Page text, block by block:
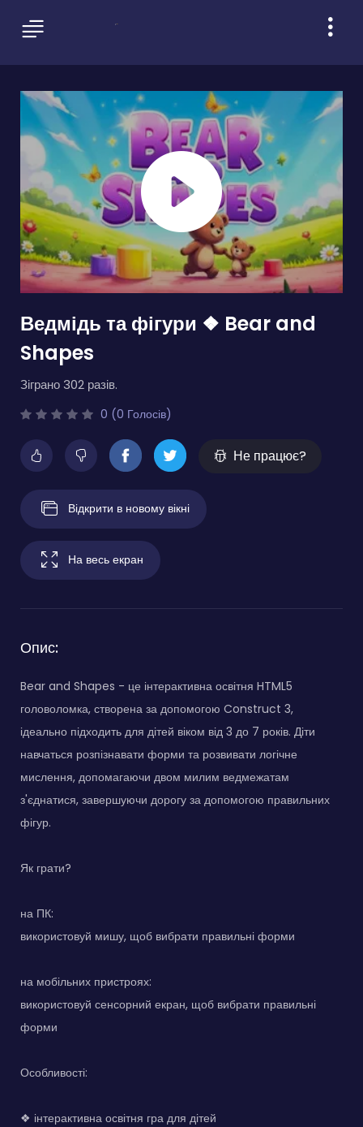
Ведмідь та фігури ❖ Bear and
Shapes
Зіграно 302 разів.
0 (0 Голосів)
Не працює?
Відкрити в новому вікні
На весь екран
Опис:
Bear and Shapes - це інтерактивна освітня HTML5
головоломка, створена за допомогою Construct 3,
ідеально підходить для дітей віком від 3 до 7 років. Діти
навчаться розпізнавати форми та розвивати логічне
мислення, допомагаючи двом милим ведмежатам
з'єднатися, завершуючи дорогу за допомогою правильних
фігур.
Як грати?
на ПК:
використовуй мишу, щоб вибрати правильні форми
на мобільних пристроях:
використовуй сенсорний екран, щоб вибрати правильні
форми
Особливості:
❖ інтерактивна освітня гра для дітей